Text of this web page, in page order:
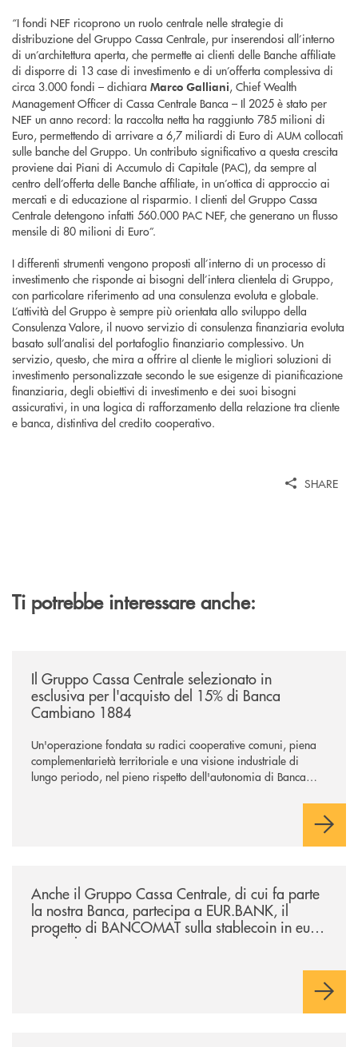
“I fondi NEF ricoprono un ruolo centrale nelle strategie di
distribuzione del Gruppo Cassa Centrale, pur inserendosi all’interno
di un’architettura aperta, che permette ai clienti delle Banche affiliate
di disporre di 13 case di investimento e di un’offerta complessiva di
circa 3.000 fondi – dichiara Marco Galliani, Chief Wealth
Management Officer di Cassa Centrale Banca – Il 2025 è stato per
NEF un anno record: la raccolta netta ha raggiunto 785 milioni di
Euro, permettendo di arrivare a 6,7 miliardi di Euro di AUM collocati
sulle banche del Gruppo. Un contributo significativo a questa crescita
proviene dai Piani di Accumulo di Capitale (PAC), da sempre al
centro dell’offerta delle Banche affiliate, in un’ottica di approccio ai
mercati e di educazione al risparmio. I clienti del Gruppo Cassa
Centrale detengono infatti 560.000 PAC NEF, che generano un flusso
mensile di 80 milioni di Euro”.
I differenti strumenti vengono proposti all’interno di un processo di
investimento che risponde ai bisogni dell’intera clientela di Gruppo,
con particolare riferimento ad una consulenza evoluta e globale.
L’attività del Gruppo è sempre più orientata allo sviluppo della
Consulenza Valore, il nuovo servizio di consulenza finanziaria evoluta
basato sull’analisi del portafoglio finanziario complessivo. Un
servizio, questo, che mira a offrire al cliente le migliori soluzioni di
investimento personalizzate secondo le sue esigenze di pianificazione
finanziaria, degli obiettivi di investimento e dei suoi bisogni
assicurativi, in una logica di rafforzamento della relazione tra cliente
e banca, distintiva del credito cooperativo.
SHARE
Ti potrebbe interessare anche:
Il Gruppo Cassa Centrale selezionato in
esclusiva per l'acquisto del 15% di Banca
Cambiano 1884
Un'operazione fondata su radici cooperative comuni, piena
complementarietà territoriale e una visione industriale di
lungo periodo, nel pieno rispetto dell'autonomia di Banca
negoziazione esclusiva per la finalizzazione dell’operazione.
Anche il Gruppo Cassa Centrale, di cui fa parte
la nostra Banca, partecipa a EUR.BANK, il
progetto di BANCOMAT sulla stablecoin in euro
e sul relativo ecosistema